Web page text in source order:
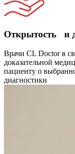
Открытость и
Врачи CL Doctor в
доказательной
пациенту о
диагностики